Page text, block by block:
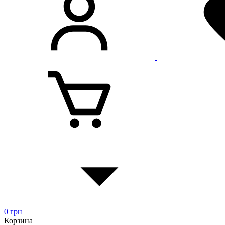
0 грн
Корзина